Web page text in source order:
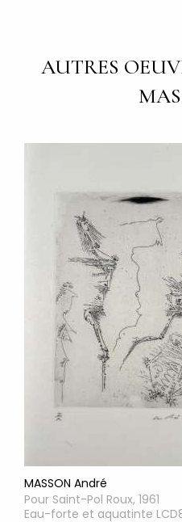
AUTRES
MASSON André
Pour Saint-Pol Roux, 1961
Eau-forte et aquatinte